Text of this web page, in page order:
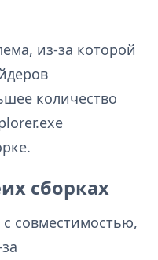
из-за которой
количество
сборках
совместимостью,